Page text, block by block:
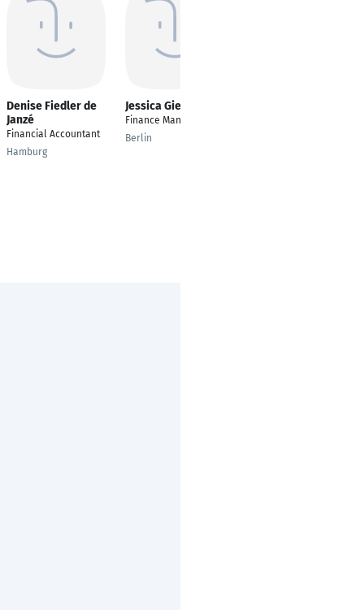
Denise Fiedler de
Janzé
Financial Accountant
Hamburg
Jessica Giersch
Finance Manager
Berlin